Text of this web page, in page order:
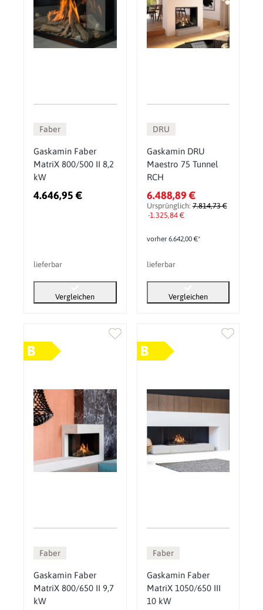
Faber
Gaskamin Faber
MatriX 800/500 II 8,2
kW
4.646,95 €
lieferbar
Vergleichen
DRU
Gaskamin DRU
Maestro 75 Tunnel
RCH
6.488,89 €
Ursprünglich:7.814,73 €
-1.325,84 €
vorher 6.642,00 €*
lieferbar
Vergleichen
B
Faber
Gaskamin Faber
MatriX 800/650 II 9,7
kW
B
Faber
Gaskamin Faber
MatriX 1050/650 III
10 kW